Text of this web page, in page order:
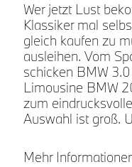
Wer jetzt Lust
Klassiker mal
gleich kaufen zu
ausleihen. Vom
schicken BMW
Limousine BMW
zum
Auswahl ist groß.
Mehr